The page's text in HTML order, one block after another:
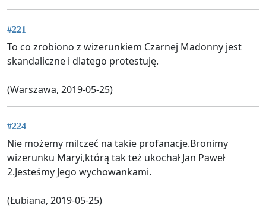
#221
To co zrobiono z wizerunkiem Czarnej Madonny jest
skandaliczne i dlatego protestuję.
(Warszawa, 2019-05-25)
#224
Nie możemy milczeć na takie profanacje.Bronimy
wizerunku Maryi,którą tak też ukochał Jan Paweł
2.Jesteśmy Jego wychowankami.
(Łubiana, 2019-05-25)